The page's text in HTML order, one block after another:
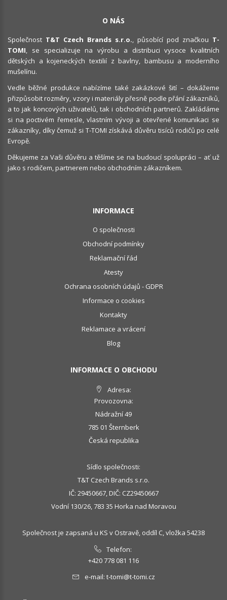
O NÁS
Společnost T&T Czech Brands s.r.o. , působící pod značkou T-
TOMI , se specializuje na výrobu a distribuci vysoce kvalitních
dětských a kojeneckých textilií z bavlny, bambusu a moderního
mušelínu.
Vedle běžné produkce nabízíme také zakázkové šití – dokážeme
přizpůsobit rozměry, vzory i materiály přesně podle přání zákazníků,
a to jak koncových uživatelů, tak i obchodních partnerů. Zakládáme
si na poctivém řemesle, vlastním vývoji a otevřené komunikaci se
zákazníky, díky čemuž si T-TOMI získává důvěru tisíců rodičů po celé
Evropě.
Děkujeme za Vaši důvěru a těšíme se na budoucí spolupráci – ať už
jako s rodičem, partnerem nebo obchodním zákazníkem.
INFORMACE
O společnosti
Obchodní podmínky
Reklamační řád
Atesty
Ochrana osobních údajů - GDPR
Informace o cookies
Kontakty
Reklamace a vrácení
Blog
INFORMACE O OBCHODU
Adresa:
Provozovna:
Nádražní 49
785 01 Šternberk
Česká republika
Sídlo společnosti:
T&T Czech Brands s.r.o.
IČ: 29450667, DIČ: CZ29450667
Vodní 130/26, 783 35 Horka nad Moravou
Společnost je zapsaná u KS v Ostravě, oddíl C, vložka 54238
Telefon:
+420 778 081 116
e-mail: t-tomi@t-tomi.cz